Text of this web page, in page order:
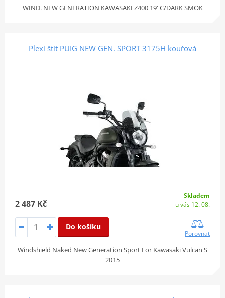
WIND. NEW GENERATION KAWASAKI Z400 19' C/DARK SMOK
Plexi štít PUIG NEW GEN. SPORT 3175H kouřová
2 487 Kč
Skladem
u vás 12. 08.
Do košíku
Porovnat
Windshield Naked New Generation Sport For Kawasaki Vulcan S
2015